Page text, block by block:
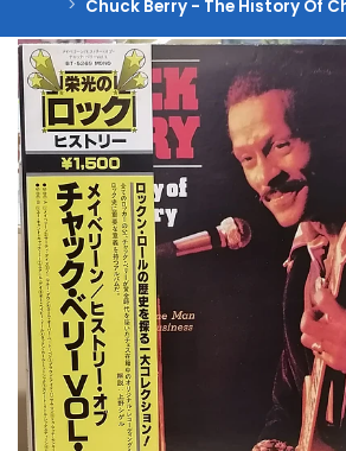
Chuck Berry - The History Of